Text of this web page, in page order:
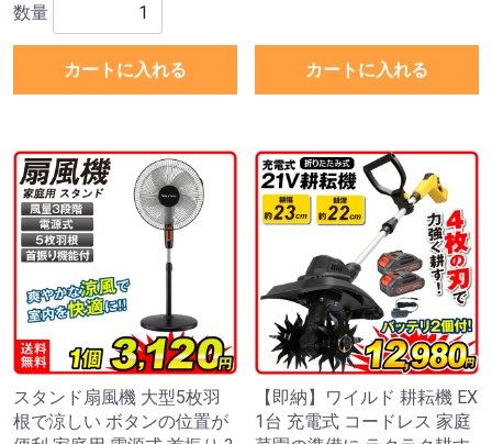
数量
カートに入れる カートに入れる
スタンド扇風機 大型5枚羽
根で涼しい ボタンの位置が
【即納】ワイルド 耕耘機 EX
1台 充電式 コードレス 家庭